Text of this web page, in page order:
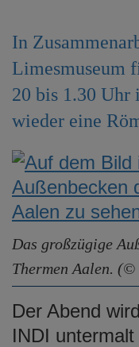
In
Limesmuseum
20 bis 1.30 Uhr
wieder eine
Das großzügige
Thermen Aalen.
Der Abend
INDI